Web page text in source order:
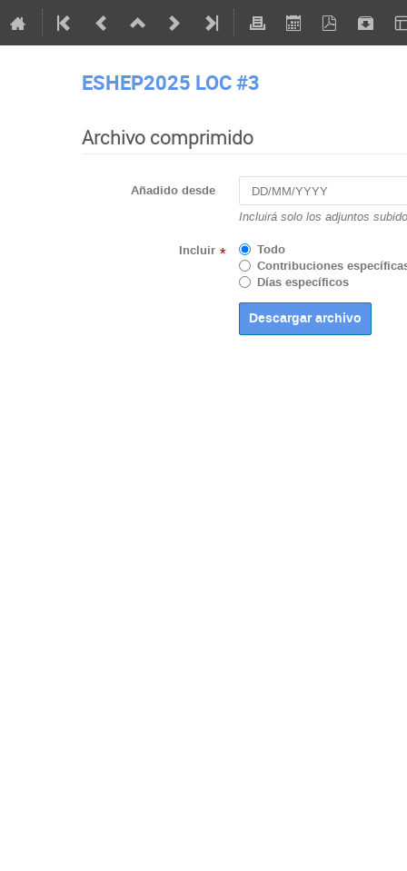
ESHEP2025 LOC #3
Archivo comprimido
Añadido desde
Incluirá solo los adjuntos
Incluir *
Todo
Contribuciones
Días específicos